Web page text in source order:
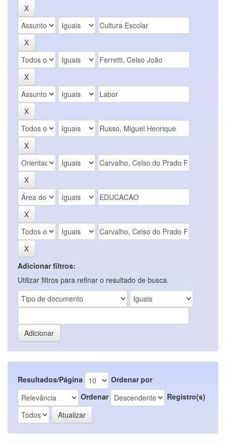
Adicionar filtros:
Utilizar filtros para refinar o resultado de busca.
Resultados/Página
Ordenar por
Ordenar
Registro(s)